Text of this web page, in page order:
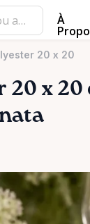
À
20 x 20
20 x 20